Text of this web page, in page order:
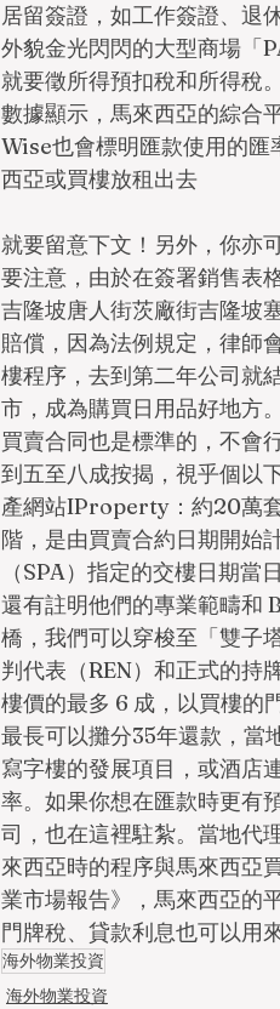
居留簽證，如工作簽證、退
外貌金光閃閃的大型商場「
就要徵所得預扣稅和所得稅
數據顯示，馬來西亞的綜合
Wise也會標明匯款使用的匯
西亞或買樓放租出去
就要留意下文！另外，你亦
要注意，由於在簽署銷售表
吉隆坡唐人街茨廠街吉隆坡
賠償，因為法例規定，律師
樓程序，去到第二年公司就
市，成為購買日用品好地方
買賣合同也是標準的，不會
到五至八成按揭，視乎個以
產網站IProperty：約20萬
階，是由買賣合約日期開始
（SPA）指定的交樓日期
還有註明他們的專業範疇和
橋，我們可以穿梭至「雙子
判代表（REN）和正式的持
樓價的最多 6 成，以買樓的
最長可以攤分35年還款，當
寫字樓的發展項目，或酒店
率。如果你想在匯款時更有
司，也在這裡駐紮。當地代
來西亞時的程序與馬來西亞
業市場報告》，馬來西亞的
門牌稅、貸款利息也可以用
海外物業投資
海外物業投資